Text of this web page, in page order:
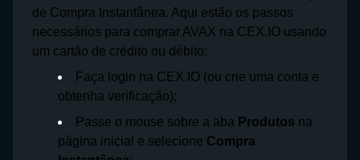
de Compra Instantânea. Aqui estão os passos
necessários para comprar AVAX na CEX.IO usando
um cartão de crédito ou débito:
Faça login na CEX.IO (ou crie uma conta e
obtenha verificação);
Passe o mouse sobre a aba Produtos na
página inicial e selecione Compra